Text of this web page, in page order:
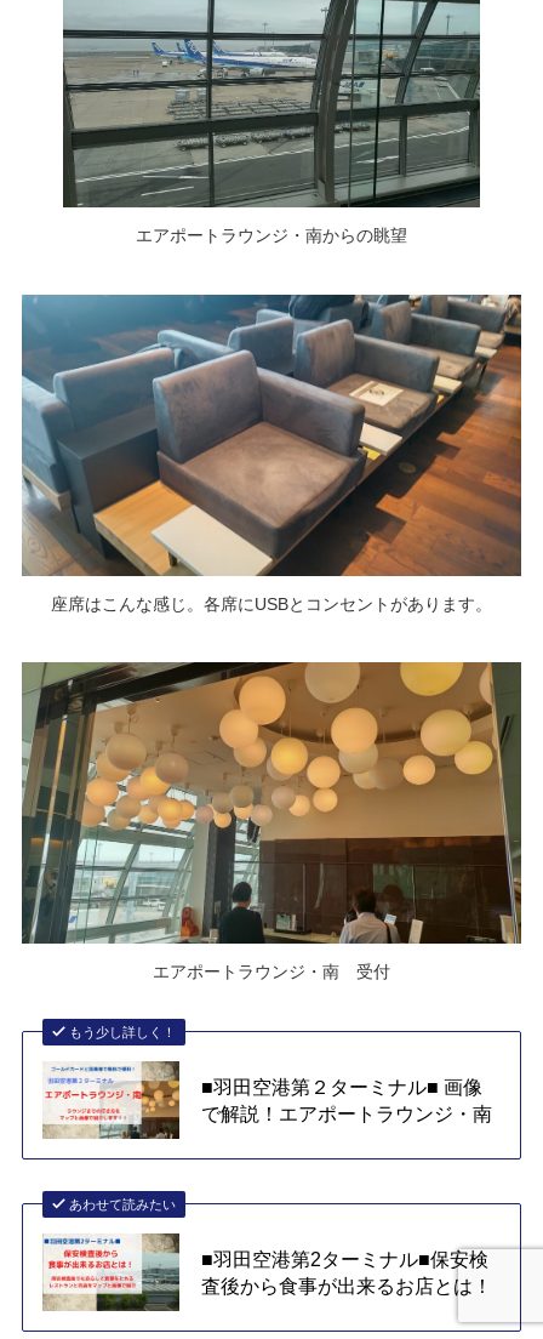
エアポートラウンジ・南からの眺望
座席はこんな感じ。各席にUSBとコンセントがあります。
エアポートラウンジ・南 受付
もう少し詳しく！
■羽田空港第２ターミナル■ 画像
で解説！エアポートラウンジ・南
あわせて読みたい
■羽田空港第2ターミナル■保安検
査後から食事が出来るお店とは！